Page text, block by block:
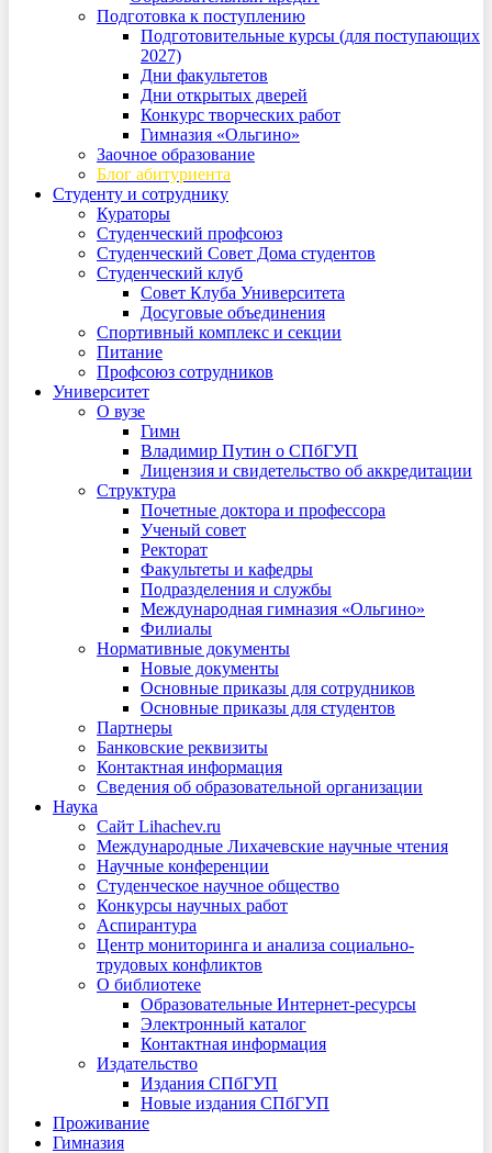
Подготовка к поступлению
Подготовительные курсы (для поступающих
2027)
Дни факультетов
Дни открытых дверей
Конкурс творческих работ
Гимназия «Ольгино»
Заочное образование
Блог абитуриента
Студенту и сотруднику
Кураторы
Студенческий профсоюз
Студенческий Совет Дома студентов
Студенческий клуб
Совет Клуба Университета
Досуговые объединения
Спортивный комплекс и секции
Питание
Профсоюз сотрудников
Университет
О вузе
Гимн
Владимир Путин о СПбГУП
Лицензия и свидетельство об аккредитации
Структура
Почетные доктора и профессора
Ученый совет
Ректорат
Факультеты и кафедры
Подразделения и службы
Международная гимназия «Ольгино»
Филиалы
Нормативные документы
Новые документы
Основные приказы для сотрудников
Основные приказы для студентов
Партнеры
Банковские реквизиты
Контактная информация
Сведения об образовательной организации
Наука
Сайт Lihachev.ru
Международные Лихачевские научные чтения
Научные конференции
Студенческое научное общество
Конкурсы научных работ
Аспирантура
Центр мониторинга и анализа социально-
трудовых конфликтов
О библиотеке
Образовательные Интернет-ресурсы
Электронный каталог
Контактная информация
Издательство
Издания СПбГУП
Новые издания СПбГУП
Проживание
Гимназия